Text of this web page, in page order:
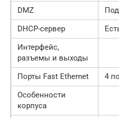
DMZ
DHCP-сервер
Интерфейс,
разъемы и выходы
Порты Fast Ethernet
4
Особенности
корпуса